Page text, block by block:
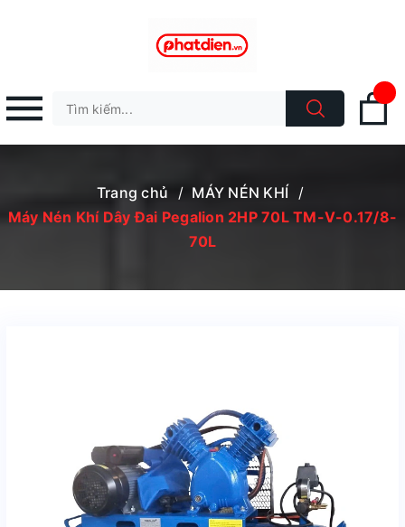
Trang chủ / MÁY NÉN KHÍ
/
Máy Nén Khí Dây Đai Pegalion 2HP 70L TM-V-0.17/8-
70L